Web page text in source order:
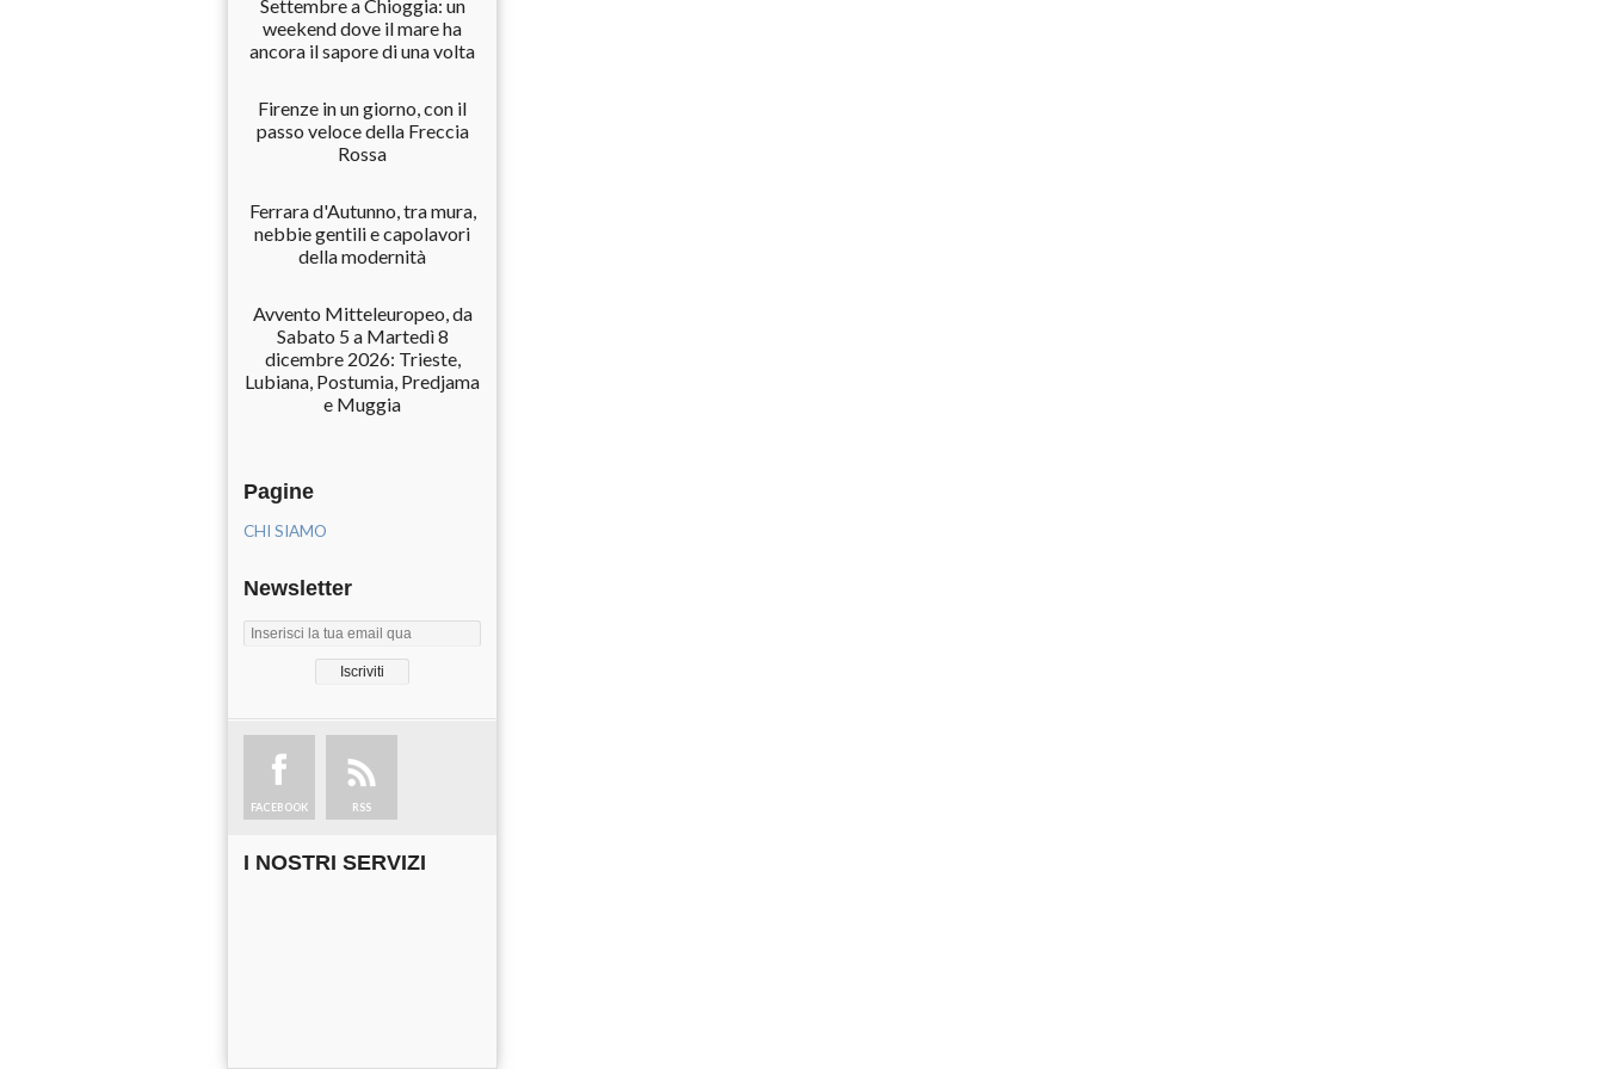
Settembre a Chioggia: un
weekend dove il mare ha
ancora il sapore di una volta
Firenze in un giorno, con il
passo veloce della Freccia
Rossa
Ferrara d'Autunno, tra mura,
nebbie gentili e capolavori
della modernità
Avvento Mitteleuropeo, da
Sabato 5 a Martedì 8
dicembre 2026: Trieste,
Lubiana, Postumia, Predjama
e Muggia
Pagine
CHI SIAMO
Newsletter
FACEBOOK RSS
I NOSTRI SERVIZI